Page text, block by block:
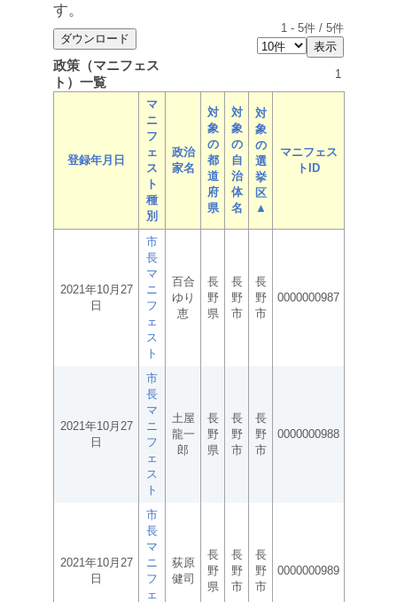
す。
1 - 5件 / 5件
政策（マニフェス
ト）一覧
1
登録年月日
マ
ニ
フ
ェ
ス
ト
種
別
政治
家名
対
象
の
都
道
府
県
対
象
の
自
治
体
名
対
象
の
選
挙
区
▲
マニフェス
トID
2021年10月27
日
市
長
マ
ニ
フ
ェ
ス
ト
百合
ゆり
恵
長
野
県
長
野
市
長
野
市
0000000987
2021年10月27
日
市
長
マ
ニ
フ
ェ
ス
ト
土屋
龍一
郎
長
野
県
長
野
市
長
野
市
0000000988
2021年10月27
日
市
長
マ
ニ
フ
ェ
荻原
健司
長
野
県
長
野
市
長
野
市
0000000989